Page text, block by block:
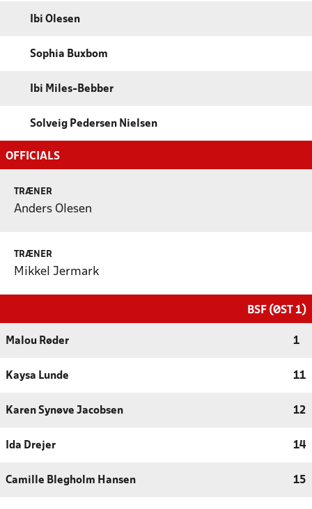
Ibi Olesen
Sophia Buxbom
Ibi Miles-Bebber
Solveig Pedersen Nielsen
OFFICIALS
TRÆNER
Anders Olesen
TRÆNER
Mikkel Jermark
BSF (ØST 1)
Malou Røder 1
Kaysa Lunde 11
Karen Synøve Jacobsen 12
Ida Drejer 14
Camille Blegholm Hansen 15